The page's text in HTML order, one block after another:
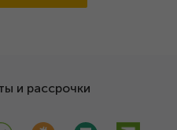
и рассрочки